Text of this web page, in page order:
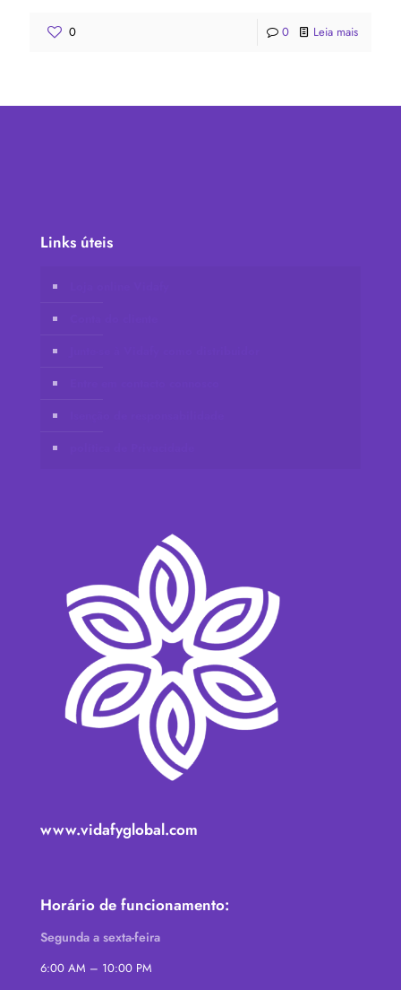
0 0 Leia mais
Links úteis
www.vidafyglobal.com
Horário de funcionamento:
Segunda a sexta-feira
6:00 AM – 10:00 PM